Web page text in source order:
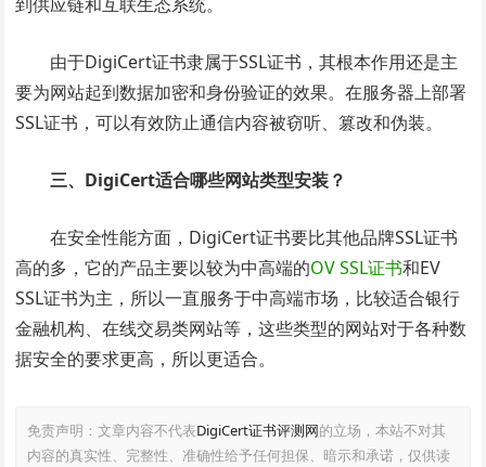
由于DigiCert证书隶属于SSL证书，其根本作用还是主
要为网站起到数据加密和身份验证的效果。在服务器上部署
SSL证书，可以有效防止通信内容被窃听、篡改和伪装。
三、DigiCert适合哪些网站类型安装？
在安全性能方面，DigiCert证书要比其他品牌SSL证书
高的多，它的产品主要以较为中高端的OV SSL证书和EV
SSL证书为主，所以一直服务于中高端市场，比较适合银行
金融机构、在线交易类网站等，这些类型的网站对于各种数
据安全的要求更高，所以更适合。
免责声明：文章内容不代表DigiCert证书评测网的立场，本站不对其
内容的真实性、完整性、准确性给予任何担保、暗示和承诺，仅供读